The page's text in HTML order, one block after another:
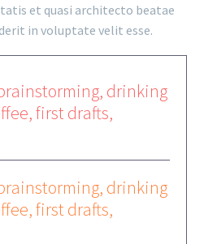
et quasi architecto beatae
in voluptate velit esse.
drinking
first drafts,
drinking
first drafts,